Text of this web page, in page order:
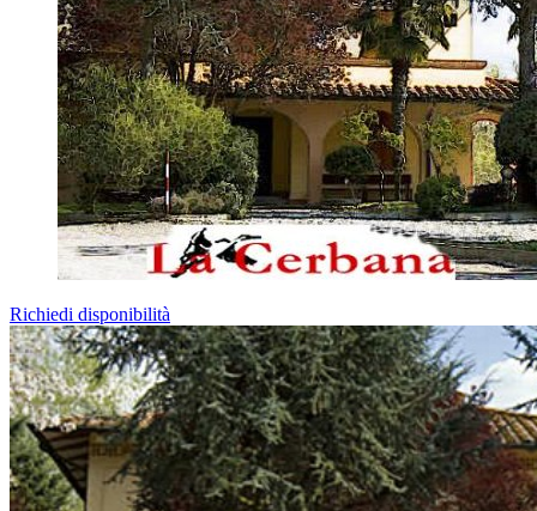
Richiedi disponibilità